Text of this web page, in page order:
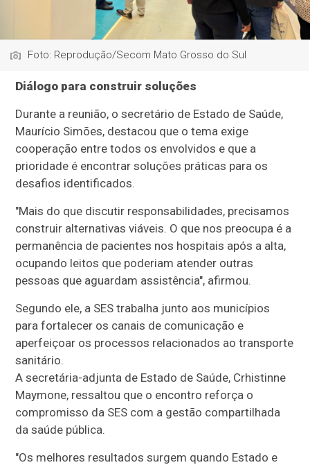
Foto: Reprodução/Secom Mato Grosso do Sul
Diálogo para construir soluções
Durante a reunião, o secretário de Estado de Saúde,
Maurício Simões, destacou que o tema exige
cooperação entre todos os envolvidos e que a
prioridade é encontrar soluções práticas para os
desafios identificados.
"Mais do que discutir responsabilidades, precisamos
construir alternativas viáveis. O que nos preocupa é a
permanência de pacientes nos hospitais após a alta,
ocupando leitos que poderiam atender outras
pessoas que aguardam assistência", afirmou.
Segundo ele, a SES trabalha junto aos municípios
para fortalecer os canais de comunicação e
aperfeiçoar os processos relacionados ao transporte
sanitário.
A secretária-adjunta de Estado de Saúde, Crhistinne
Maymone, ressaltou que o encontro reforça o
compromisso da SES com a gestão compartilhada
da saúde pública.
"Os melhores resultados surgem quando Estado e